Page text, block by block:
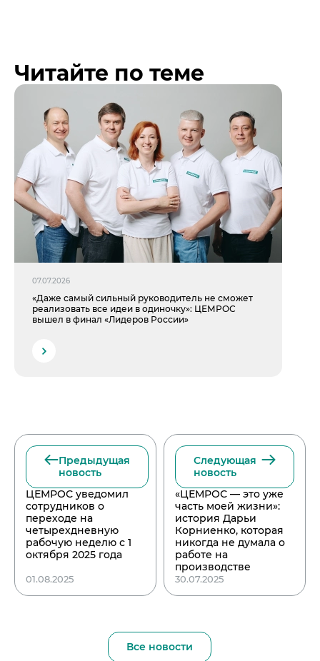
Читайте по теме
07.07.2026
«Даже самый сильный руководитель не сможет
реализовать все идеи в одиночку»: ЦЕМРОС
вышел в финал «Лидеров России»
Предыдущая
новость
ЦЕМРОС уведомил
сотрудников о
переходе на
четырехдневную
рабочую неделю с 1
октября 2025 года
01.08.2025
Следующая
новость
«ЦЕМРОС — это уже
часть моей жизни»:
история Дарьи
Корниенко, которая
никогда не думала о
работе на
производстве
30.07.2025
Все новости